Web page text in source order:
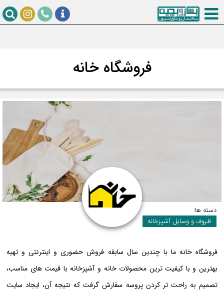
فروشگاه خانه
دسته ها:
ظروف و وسایل آشپزخانه
فروشگاه خانه ما با چندین سال سابقه فروش حضوری و اینترنتی و تهیه
بهترین و با کیفیت ترین محصولات خانه و آشپزخانه با قیمت های مناسب،
تصمیم به راحت تر کردن پروسه سفارش گرفت که نتیجه آن، ایجاد سایت